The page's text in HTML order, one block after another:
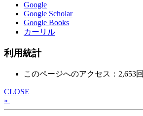
Google
Google Scholar
Google Books
カーリル
利用統計
このページへのアクセス：2,653回
CLOSE
»